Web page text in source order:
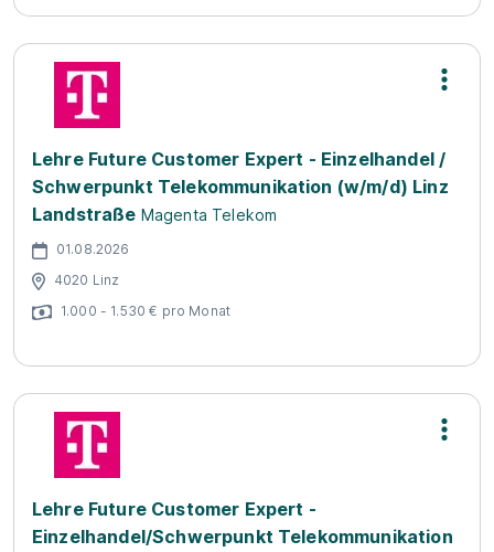
Lehre Future Customer Expert - Einzelhandel /
Schwerpunkt Telekommunikation (w/m/d) Linz
Landstraße Magenta Telekom
01.08.2026
4020 Linz
1.000 - 1.530 € pro Monat
Lehre Future Customer Expert -
Einzelhandel/Schwerpunkt Telekommunikation